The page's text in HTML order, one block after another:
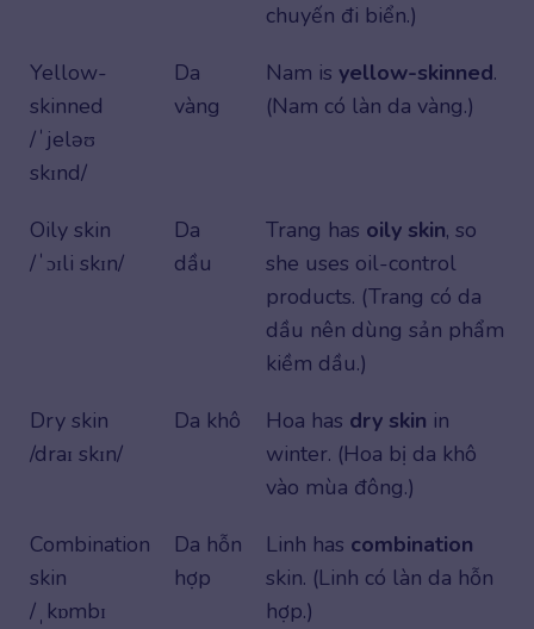
chuyến đi biển.)
Yellow-
skinned
/ˈjeləʊ
skɪnd/
Da
vàng
Nam is yellow-skinned.
(Nam có làn da vàng.)
Oily skin
/ˈɔɪli skɪn/
Da
dầu
Trang has oily skin, so
she uses oil-control
products. (Trang có da
dầu nên dùng sản phẩm
kiềm dầu.)
Dry skin
/draɪ skɪn/
Da khô Hoa has dry skin in
winter. (Hoa bị da khô
vào mùa đông.)
Combination
skin
/ˌkɒmbɪ
Da hỗn
hợp
Linh has combination
skin. (Linh có làn da hỗn
hợp.)